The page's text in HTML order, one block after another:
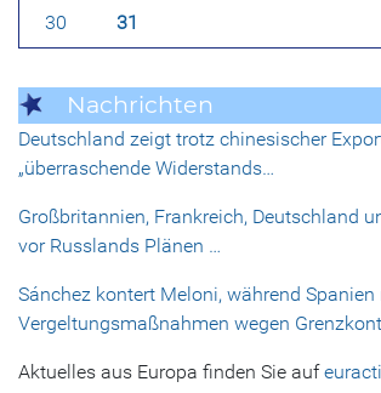
30 31
Nachrichten
Deutschland zeigt trotz chinesischer
„überraschende Widerstands…
Großbritannien, Frankreich, Deutschland
vor Russlands Plänen …
Sánchez kontert Meloni, während
Vergeltungsmaßnahmen wegen
Aktuelles aus Europa finden Sie auf